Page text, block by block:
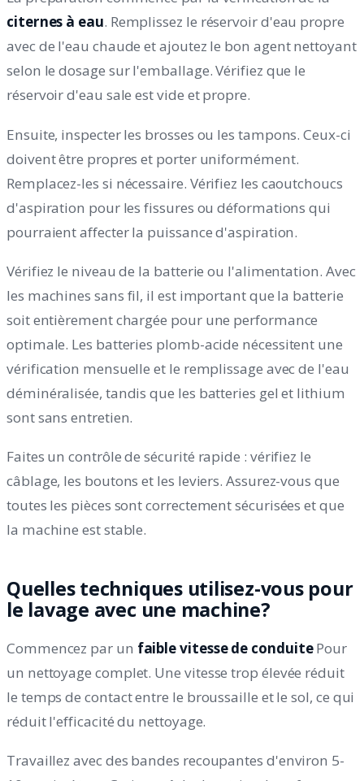
citernes à eau. Remplissez le réservoir d'eau propre
avec de l'eau chaude et ajoutez le bon agent nettoyant
selon le dosage sur l'emballage. Vérifiez que le
réservoir d'eau sale est vide et propre.
Ensuite, inspecter les brosses ou les tampons. Ceux-ci
doivent être propres et porter uniformément.
Remplacez-les si nécessaire. Vérifiez les caoutchoucs
d'aspiration pour les fissures ou déformations qui
pourraient affecter la puissance d'aspiration.
Vérifiez le niveau de la batterie ou l'alimentation. Avec
les machines sans fil, il est important que la batterie
soit entièrement chargée pour une performance
optimale. Les batteries plomb-acide nécessitent une
vérification mensuelle et le remplissage avec de l'eau
déminéralisée, tandis que les batteries gel et lithium
sont sans entretien.
Faites un contrôle de sécurité rapide : vérifiez le
câblage, les boutons et les leviers. Assurez-vous que
toutes les pièces sont correctement sécurisées et que
la machine est stable.
Quelles techniques utilisez-vous pour
le lavage avec une machine?
Commencez par un faible vitesse de conduitePour
un nettoyage complet. Une vitesse trop élevée réduit
le temps de contact entre le broussaille et le sol, ce qui
réduit l'efficacité du nettoyage.
Travaillez avec des bandes recoupantes d'environ 5-